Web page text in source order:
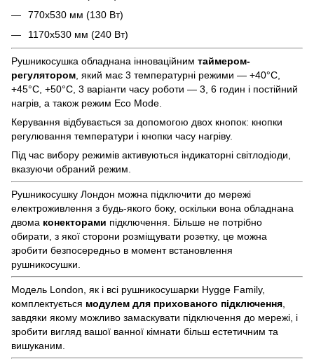
770x530 мм (130 Вт)
1170x530 мм (240 Вт)
Рушникосушка обладнана інноваційним таймером-
регулятором , який має 3 температурні режими — +40°С,
+45°С, +50°С, 3 варіанти часу роботи — 3, 6 годин і постійний
нагрів, а також режим Eco Mode.
Керування відбувається за допомогою двох кнопок: кнопки
регулювання температури і кнопки часу нагріву.
Під час вибору режимів активуються індикаторні світлодіоди,
вказуючи обраний режим.
Рушникосушку Лондон можна підключити до мережі
електроживлення з будь-якого боку, оскільки вона обладнана
двома конекторами підключення. Більше не потрібно
обирати, з якої сторони розміщувати розетку, це можна
зробити безпосередньо в момент встановлення
рушникосушки.
Модель London, як і всі рушникосушарки Hygge Family,
комплектується модулем для прихованого підключення
завдяки якому можливо замаскувати підключення до мережі, і
зробити вигляд вашої ванної кімнати більш естетичним та
вишуканим.